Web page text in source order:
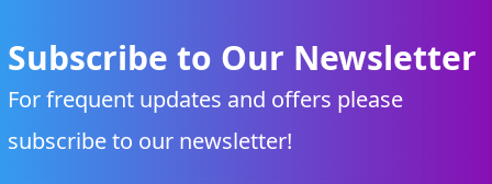
Subscribe to Our Newsletter
For frequent updates and offers please
subscribe to our newsletter!